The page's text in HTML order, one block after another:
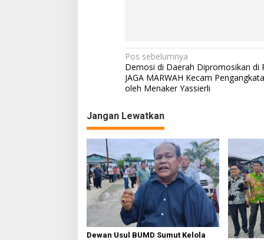
N
a
v
i
g
a
s
i
p
o
s
Pos sebelumnya
Demosi di Daerah Dipromosikan di
JAGA MARWAH Kecam
oleh Menaker Yassierli
Jangan Lewatkan
Dewan Usul BUMD Sumut Kelola